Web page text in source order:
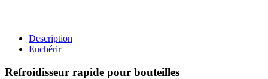
Description
Enchérir
Refroidisseur rapide pour bouteilles